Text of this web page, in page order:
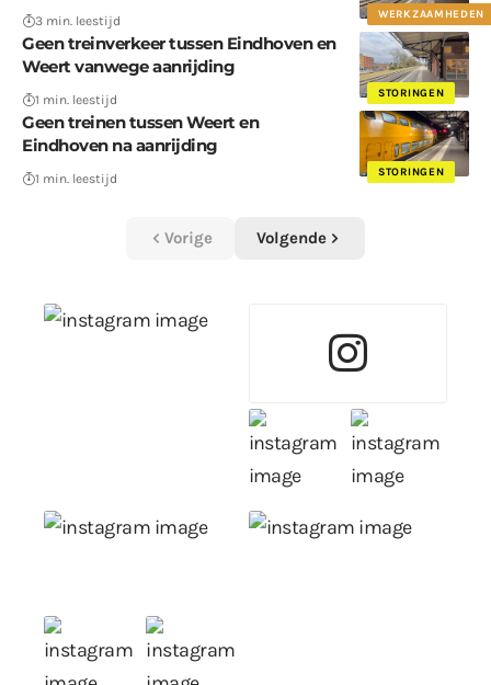
WERKZAAMHEDEN
3 min. leestijd
STORINGEN
Geen treinverkeer tussen Eindhoven en
Weert vanwege aanrijding
1 min. leestijd
STORINGEN
Geen treinen tussen Weert en
Eindhoven na aanrijding
1 min. leestijd
Vorige Volgende